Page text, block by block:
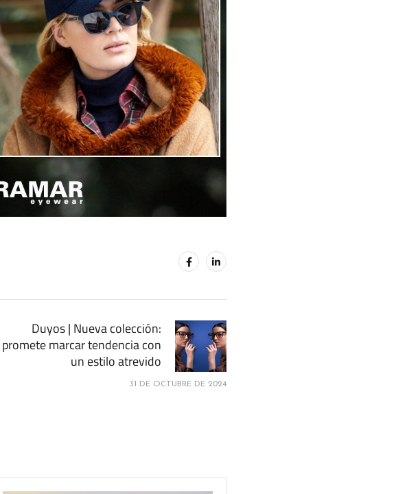
Duyos | Nueva colección:
promete marcar tendencia con
un estilo atrevido
31 DE OCTUBRE DE 2024